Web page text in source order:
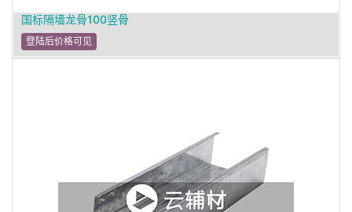
国标隔墙龙骨100竖骨
登陆后价格可见